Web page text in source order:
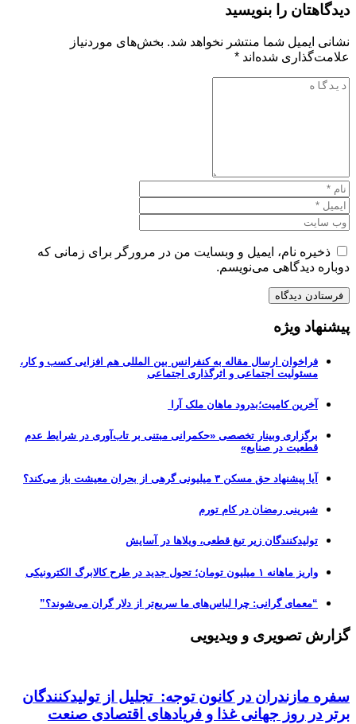
دیدگاهتان را بنویسید
نشانی ایمیل شما منتشر نخواهد شد. بخش‌های موردنیاز
علامت‌گذاری شده‌اند *
ذخیره نام، ایمیل و وبسایت من در مرورگر برای زمانی که
دوباره دیدگاهی می‌نویسم.
پیشنهاد ویژه
فراخوان ارسال مقاله به کنفرانس بین المللی هم افزایی کسب و کار،
مسئولیت اجتماعی و اثرگذاری اجتماعی
آخرین کامیت؛بدرود ماهان ملک آرا
برگزاری وبینار تخصصی «حکمرانی مبتنی بر تاب‌آوری در شرایط عدم
قطعیت در صنایع»
آیا پیشنهاد حق مسکن ۳ میلیونی گرهی از بحران معیشت باز می‌کند؟
شیرینی رمضان در کام تورم
تولیدکنندگان زیر تیغ قطعی، ویلاها در آسایش
واریز ماهانه ۱ میلیون تومان؛ تحول جدید در طرح کالابرگ الکترونیکی
“معمای گرانی: چرا لباس‌های ما سریع‌تر از دلار گران می‌شوند؟”
گزارش تصویری و ویدیویی
سفره مازندران در کانون توجه: تجلیل از تولیدکنندگان
برتر در روز جهانی غذا و فریادهای اقتصادی صنعت